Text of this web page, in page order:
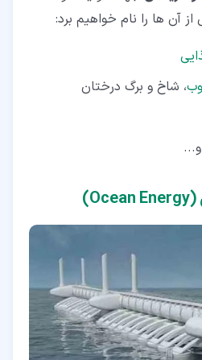
آن ها را نام خواهیم برد:
، شاخ و برگ درختان